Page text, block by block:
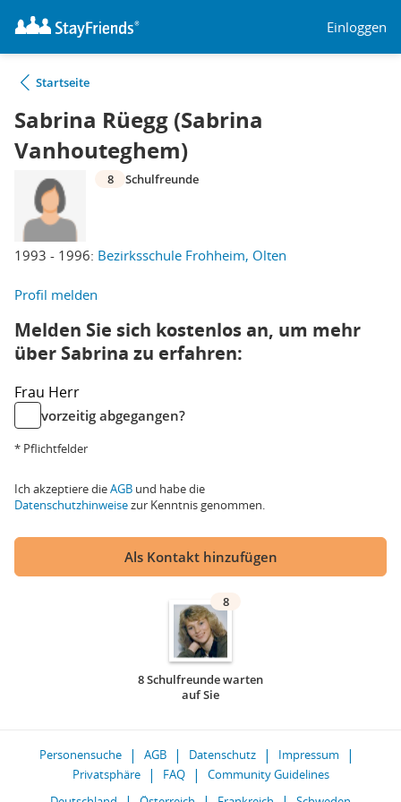
Einloggen
Startseite
Sabrina Rüegg (Sabrina
Vanhouteghem)
1993 - 1996: Bezirksschule Frohheim, Olten
8 Schulfreunde
Profil melden
Melden Sie sich kostenlos an, um mehr
über Sabrina zu erfahren:
Frau Herr
vorzeitig abgegangen?
* Pflichtfelder
Ich akzeptiere dieAGB und habe die
Datenschutzhinweisezur Kenntnis genommen.
Als Kontakt hinzufügen
8
8 Schulfreunde warten
auf Sie
Personensuche AGB Datenschutz
Impressum
Privatsphäre
FAQ
Community Guidelines